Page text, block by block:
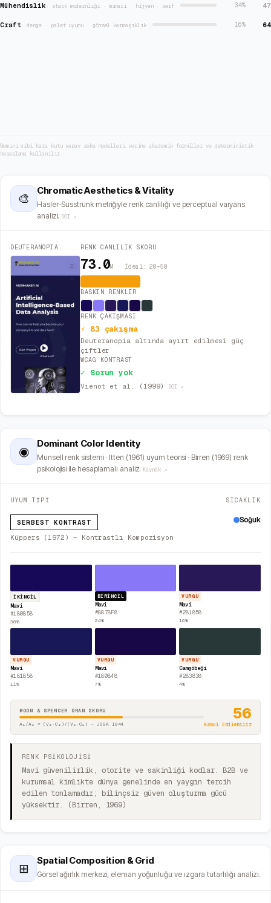
Mühendislik · stack modernliği · mimari · hijyen · perf 34% 47
Craft·denge · palet uyumu · görsel karmaşıklık 16% 64
Gemini gibi kara kutu yapay zeka modelleri yerine akademik formüller ve deterministik
hesaplama kullanılır.
🎨
Chromatic Aesthetics & Vitality
Hasler-Süsstrunk metriğiyle renk canlılığı ve perceptual varyans
analizi. DOI ↗
DEUTERANOPIA RENK CANLILIK SKORU
73.0M · İdeal: 20–50
BASKIN RENKLER
RENK ÇAKIŞMASI
⚡ 83 çakışma
Deuteranopia altında ayırt edilmesi güç
çiftler
WCAG KONTRAST
✓ Sorun yok
Viénot et al. (1999) DOI ↗
◉
Dominant Color Identity
Munsell renk sistemi · Itten (1961) uyum teorisi · Birren (1969) renk
psikolojisi ile hesaplamalı analiz. Kaynak ↗
UYUM TİPİ
SERBEST KONTRAST
Küppers (1972) — Kontrastlı Kompozisyon
SICAKLIK
Soğuk
İKINCIL
Mavi
#180858
38%
BIRINCIL
Mavi
#8878F8
24%
VURGU
Mavi
#281858
16%
VURGU
Mavi
#181858
11%
VURGU
Mavi
#180848
7%
VURGU
Camgöbeği
#283838
4%
MOON & SPENCER ORAN SKORU
A₁/A₂ = (V₂·C₂)/(V₁·C₁) — JOSA 1944
56
Kabul Edilebilir
RENK PSİKOLOJİSİ
Mavi güvenilirlik, otorite ve sakinliği kodlar. B2B ve
kurumsal kimlikte dünya genelinde en yaygın tercih
edilen tonlamadır; bilinçsiz güven oluşturma gücü
yüksektir. (Birren, 1969)
⊞
Spatial Composition & Grid
Görsel ağırlık merkezi, eleman yoğunluğu ve ızgara tutarlılığı analizi.